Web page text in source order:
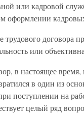
или кадровой
оформлении
трудового договора
или
в настоящее
в один из
поступлении на
целый ряд